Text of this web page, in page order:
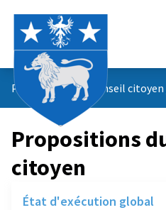
Propositions du conseil citoyen
Propositions
citoyen
État d'exécution global